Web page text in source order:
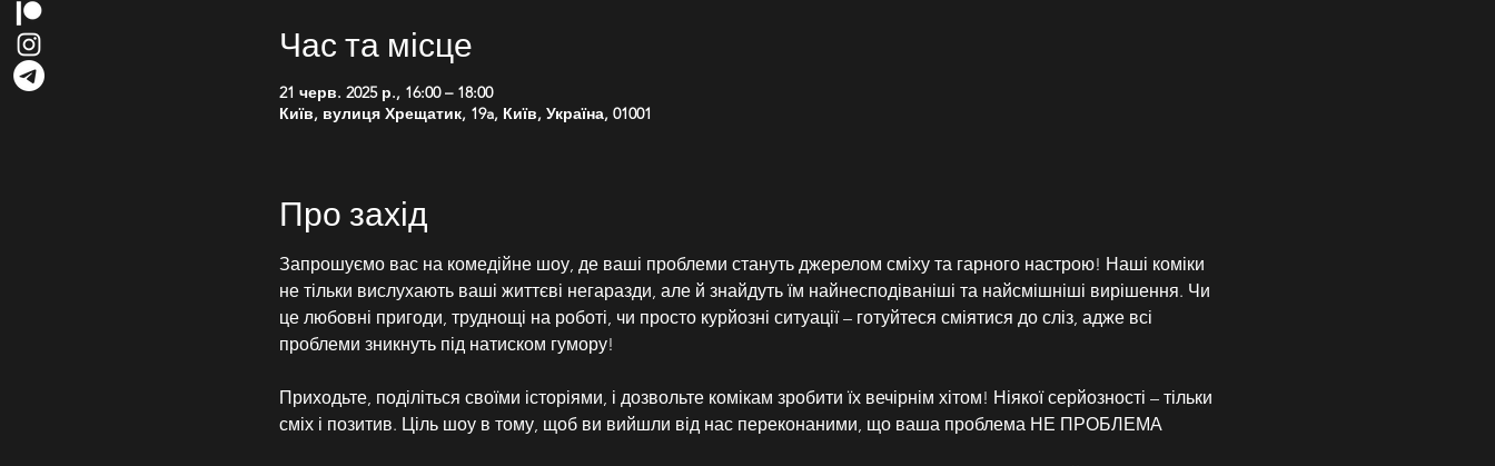
Час та місце
21 черв. 2025 р., 16:00 – 18:00
Київ, вулиця Хрещатик, 19a, Київ, Україна, 01001
Про захід
Запрошуємо вас на комедійне шоу, де ваші проблеми стануть джерелом сміху та гарного настрою! Наші коміки
не тільки вислухають ваші життєві негаразди, але й знайдуть їм найнесподіваніші та найсмішніші вирішення. Чи
це любовні пригоди, труднощі на роботі, чи просто курйозні ситуації – готуйтеся сміятися до сліз, адже всі
проблеми зникнуть під натиском гумору!
Приходьте, поділіться своїми історіями, і дозвольте комікам зробити їх вечірнім хітом! Ніякої серйозності – тільки
сміх і позитив. Ціль шоу в тому, щоб ви вийшли від нас переконаними, що ваша проблема НЕ ПРОБЛЕМА